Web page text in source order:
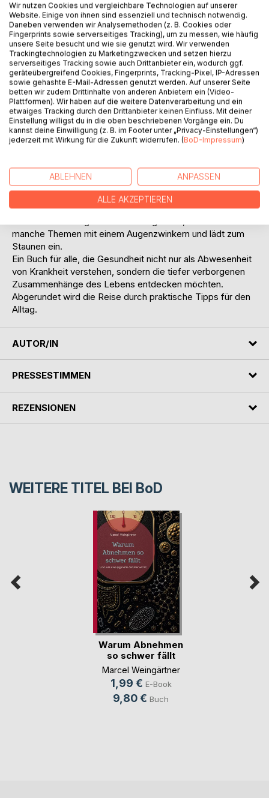
BESCHREIBUNG
Weshalb scheint unser Bauchgefühl oft klüger zu sein als
unser Verstand? Was hat Epigenetik mit Darmgesundheit
und der erstaunlichen Fähigkeit unseres Körpers zur
Selbstheilung zu tun? Was hat Gesundheit mit universeller
Selbstorganisation zu tun? Warum ähneln sich Mund und
Eine spannende Reise durch die Welt der Lebensmelodie
unserer Zellen, die inspirierende Denkanstöße gibt,
Gesundheit und Krankheit neu einordnet und zu einem
neuem Verständnis von Körper, Geist und Umwelt anregt.
manche Themen mit einem Augenzwinkern und lädt zum
Staunen ein.
Ein Buch für alle, die Gesundheit nicht nur als Abwesenheit
von Krankheit verstehen, sondern die tiefer verborgenen
Zusammenhänge des Lebens entdecken möchten.
Abgerundet wird die Reise durch praktische Tipps für den
Alltag.
AUTOR/IN
PRESSESTIMMEN
REZENSIONEN
WEITERE TITEL BEI BoD
Warum Abnehmen
so schwer fällt
Marcel Weingärtner
1,99 € E-Book
9,80 € Buch
Wir nutzen Cookies und vergleichbare Technologien auf unserer
Website. Einige von ihnen sind essenziell und technisch notwendig.
Daneben verwenden wir Analysemethoden (z. B. Cookies oder
Fingerprints sowie serverseitiges Tracking), um zu messen, wie häufig
unsere Seite besucht und wie sie genutzt wird. Wir verwenden
Trackingtechnologien zu Marketingzwecken und setzen hierzu
serverseitiges Tracking sowie auch Drittanbieter ein, wodurch ggf.
geräteübergreifend Cookies, Fingerprints, Tracking-Pixel, IP-Adressen
sowie gehashte E-Mail-Adressen genutzt werden. Auf unserer Seite
betten wir zudem Drittinhalte von anderen Anbietern ein (Video-
Plattformen). Wir haben auf die weitere Datenverarbeitung und ein
etwaiges Tracking durch den Drittanbieter keinen Einfluss. Mit deiner
Einstellung willigst du in die oben beschriebenen Vorgänge ein. Du
kannst deine Einwilligung (z. B. im Footer unter „Privacy-Einstellungen“)
jederzeit mit Wirkung für die Zukunft widerrufen. (BoD-Impressum)
ABLEHNEN ANPASSEN
ALLE AKZEPTIEREN